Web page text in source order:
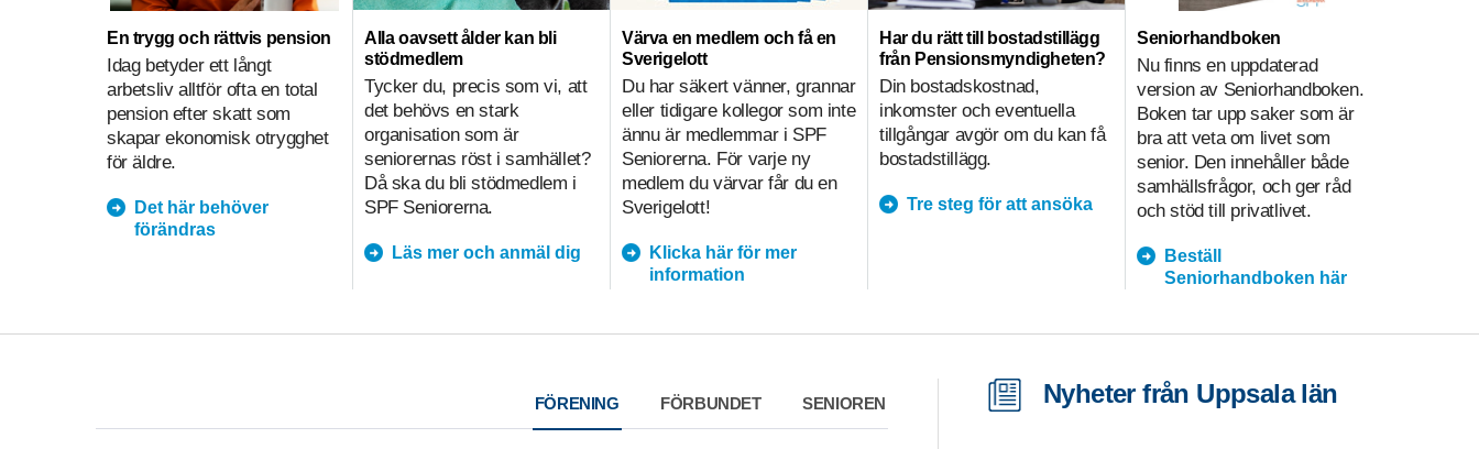
En trygg och rättvis pension
Idag betyder ett långt
arbetsliv alltför ofta en total
pension efter skatt som
skapar ekonomisk otrygghet
för äldre.
Det här behöver
förändras
Alla oavsett ålder kan bli
stödmedlem
Tycker du, precis som vi, att
det behövs en stark
organisation som är
seniorernas röst i samhället?
Då ska du bli stödmedlem i
SPF Seniorerna.
Läs mer och anmäl dig
Värva en medlem och få en
Sverigelott
Du har säkert vänner, grannar
eller tidigare kollegor som inte
ännu är medlemmar i SPF
Seniorerna. För varje ny
medlem du värvar får du en
Sverigelott!
Klicka här för mer
information
Har du rätt till bostadstillägg
från Pensionsmyndigheten?
Din bostadskostnad,
inkomster och eventuella
tillgångar avgör om du kan få
bostadstillägg.
Tre steg för att ansöka
Seniorhandboken
Nu finns en uppdaterad
version av Seniorhandboken.
Boken tar upp saker som är
bra att veta om livet som
senior. Den innehåller både
samhällsfrågor, och ger råd
och stöd till privatlivet.
Beställ
Seniorhandboken här
FÖRENING FÖRBUNDET SENIOREN Nyheter från Uppsala län